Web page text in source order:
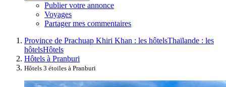
Publier votre annonce
Voyages
Partager mes commentaires
Province de Prachuap Khiri Khan : les hôtelsThaïlande : les
hôtelsHôtels
Hôtels à Pranburi
Hôtels 3 étoiles à Pranburi